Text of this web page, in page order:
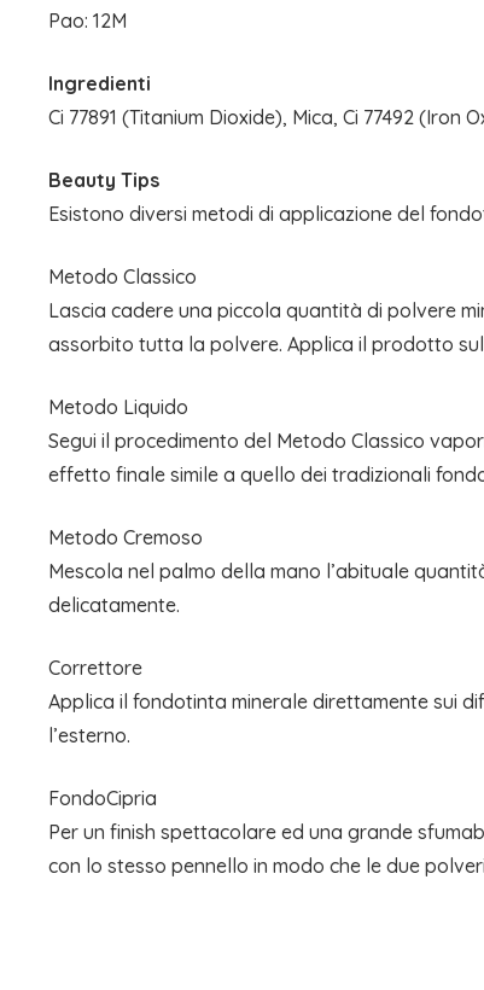
Pao: 12M
Ingredienti
Ci 77891 (Titanium Dioxide), Mica, Ci 77492 (Iron
Beauty Tips
Esistono diversi metodi di applicazione del
Metodo Classico
Lascia cadere una piccola quantità di polvere
assorbito tutta la polvere. Applica il prodotto
Metodo Liquido
Segui il procedimento del Metodo Classico
effetto finale simile a quello dei tradizionali
Metodo Cremoso
Mescola nel palmo della mano l’abituale
delicatamente.
Correttore
Applica il fondotinta minerale direttamente sui
l’esterno.
FondoCipria
Per un finish spettacolare ed una grande
con lo stesso pennello in modo che le due